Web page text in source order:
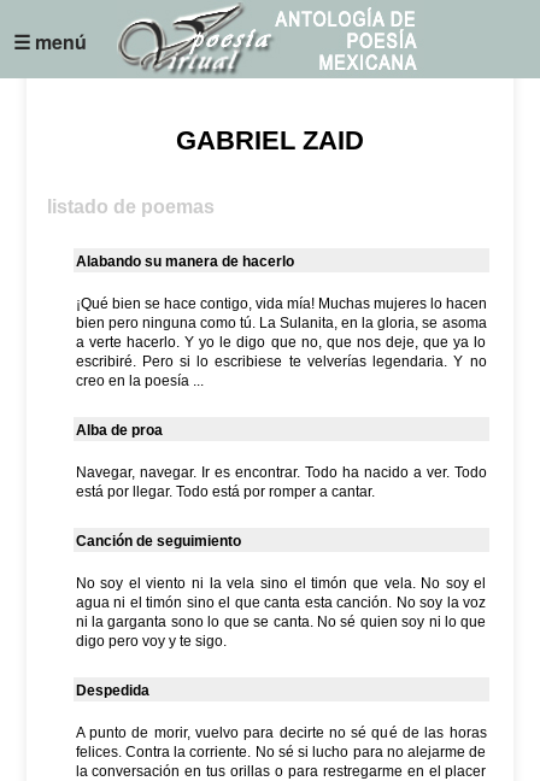
☰ menú
GABRIEL ZAID
listado de poemas
Alabando su manera de hacerlo
¡Qué bien se hace contigo, vida mía! Muchas mujeres lo hacen
bien pero ninguna como tú. La Sulanita, en la gloria, se asoma
a verte hacerlo. Y yo le digo que no, que nos deje, que ya lo
escribiré. Pero si lo escribiese te velverías legendaria. Y no
creo en la poesía ...
Alba de proa
Navegar, navegar. Ir es encontrar. Todo ha nacido a ver. Todo
está por llegar. Todo está por romper a cantar.
Canción de seguimiento
No soy el viento ni la vela sino el timón que vela. No soy el
agua ni el timón sino el que canta esta canción. No soy la voz
ni la garganta sono lo que se canta. No sé quien soy ni lo que
digo pero voy y te sigo.
Despedida
A punto de morir, vuelvo para decirte no sé qué de las horas
felices. Contra la corriente. No sé si lucho para no alejarme de
la conversación en tus orillas o para restregarme en el placer